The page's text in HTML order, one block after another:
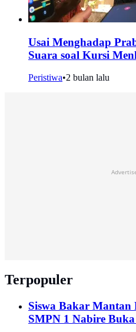
Usai Menghadap
Suara soal Kursi
Peristiwa•2 bulan lalu
Terpopuler
Siswa Bakar Mantan
SMPN 1 Nabire